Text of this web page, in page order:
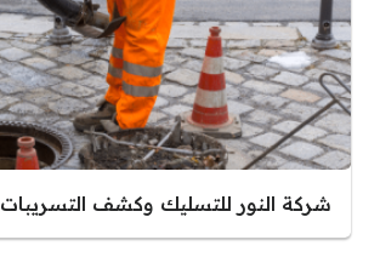
شركة النور للتسليك وكشف التسريبات